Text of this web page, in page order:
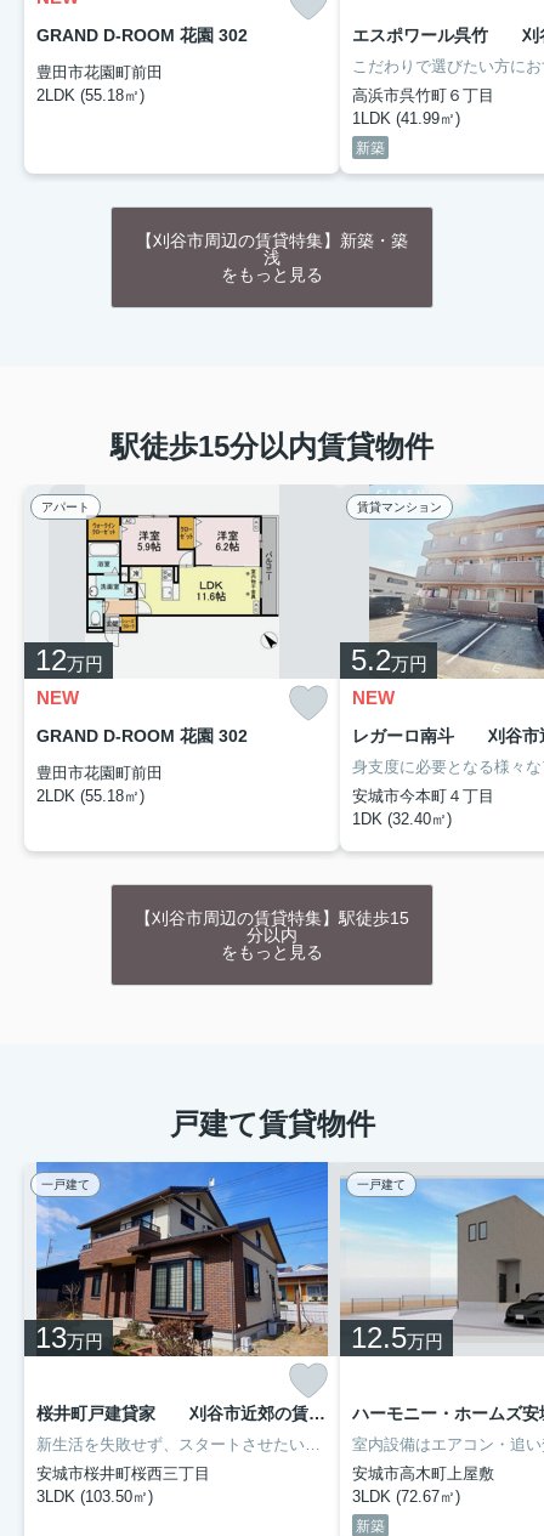
GRAND D-ROOM 花園 302
豊田市花園町前田
2LDK (55.18㎡)
高浜市呉竹町６丁目
1LDK (41.99㎡)
新築
【刈谷市周辺の賃貸特集】新築・築
浅
をもっと見る
駅徒歩15分以内賃貸物件
アパート
12万円
NEW
GRAND D-ROOM 花園 302
豊田市花園町前田
2LDK (55.18㎡)
賃貸マンション
5.2万円
NEW
安城市今本町４丁目
1DK (32.40㎡)
【刈谷市周辺の賃貸特集】駅徒歩15
分以内
をもっと見る
戸建て賃貸物件
一戸建て
13万円
桜井町戸建貸家 刈谷市近郊の賃貸はクラスホーム刈谷店 1
安城市桜井町桜西三丁目
3LDK (103.50㎡)
一戸建て
12.5万円
安城市高木町上屋敷
3LDK (72.67㎡)
新築